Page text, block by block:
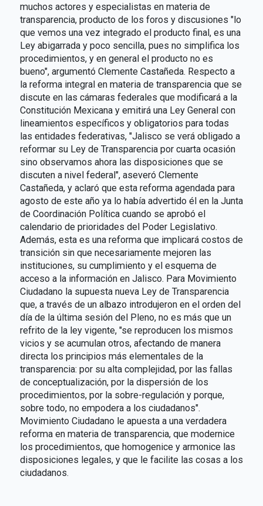
muchos actores y especialistas en materia de
transparencia, producto de los foros y discusiones "lo
que vemos una vez integrado el producto final, es una
Ley abigarrada y poco sencilla, pues no simplifica los
procedimientos, y en general el producto no es
bueno", argumentó Clemente Castañeda. Respecto a
la reforma integral en materia de transparencia que se
discute en las cámaras federales que modificará a la
Constitución Mexicana y emitirá una Ley General con
lineamientos específicos y obligatorios para todas
las entidades federativas, "Jalisco se verá obligado a
reformar su Ley de Transparencia por cuarta ocasión
sino observamos ahora las disposiciones que se
discuten a nivel federal", aseveró Clemente
Castañeda, y aclaró que esta reforma agendada para
agosto de este año ya lo había advertido él en la Junta
de Coordinación Política cuando se aprobó el
calendario de prioridades del Poder Legislativo.
Además, esta es una reforma que implicará costos de
transición sin que necesariamente mejoren las
instituciones, su cumplimiento y el esquema de
acceso a la información en Jalisco. Para Movimiento
Ciudadano la supuesta nueva Ley de Transparencia
que, a través de un albazo introdujeron en el orden del
día de la última sesión del Pleno, no es más que un
refrito de la ley vigente, "se reproducen los mismos
vicios y se acumulan otros, afectando de manera
directa los principios más elementales de la
transparencia: por su alta complejidad, por las fallas
de conceptualización, por la dispersión de los
procedimientos, por la sobre-regulación y porque,
sobre todo, no empodera a los ciudadanos".
Movimiento Ciudadano le apuesta a una verdadera
reforma en materia de transparencia, que modernice
los procedimientos, que homogenice y armonice las
disposiciones legales, y que le facilite las cosas a los
ciudadanos.